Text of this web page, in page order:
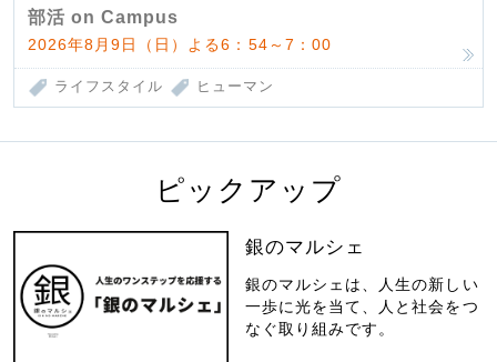
部活 on Campus
2026年8月9日（日）よる6：54～7：00
ライフスタイル ヒューマン
ピックアップ
銀のマルシェ
銀のマルシェは、人生の新しい
一歩に光を当て、人と社会をつ
なぐ取り組みです。